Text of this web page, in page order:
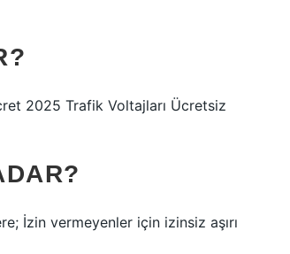
2025 Trafik Voltajları Ücretsiz
İzin vermeyenler için izinsiz aşırı